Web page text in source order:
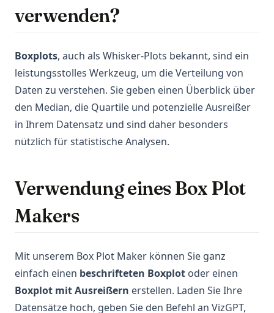
verwenden?
Boxplots, auch als Whisker-Plots bekannt, sind ein
leistungsstolles Werkzeug, um die Verteilung von
Daten zu verstehen. Sie geben einen Überblick über
den Median, die Quartile und potenzielle Ausreißer
in Ihrem Datensatz und sind daher besonders
nützlich für statistische Analysen.
Verwendung eines Box Plot
Makers
Mit unserem Box Plot Maker können Sie ganz
einfach einen beschrifteten Boxplot oder einen
Boxplot mit Ausreißern erstellen. Laden Sie Ihre
Datensätze hoch, geben Sie den Befehl an VizGPT,